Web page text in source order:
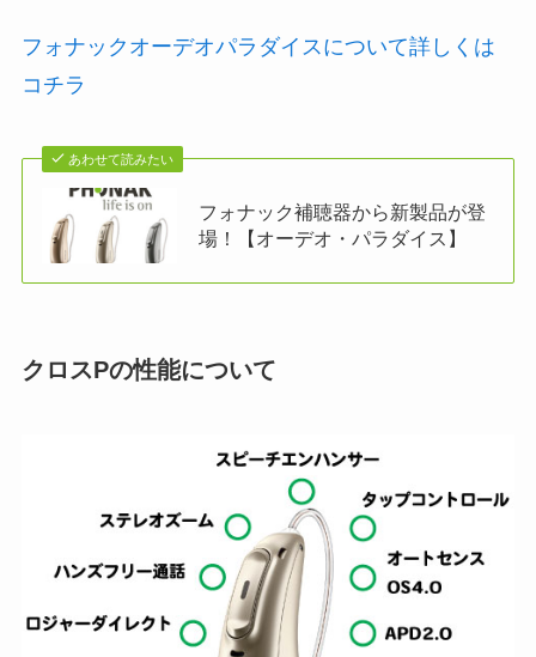
フォナックオーデオパラダイスについて詳しくは
コチラ
あわせて読みたい
フォナック補聴器から新製品が登
場！【オーデオ・パラダイス】
クロスPの性能について